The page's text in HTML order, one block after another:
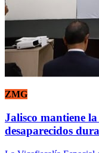
ZMG
Jalisco mantiene
desaparecidos